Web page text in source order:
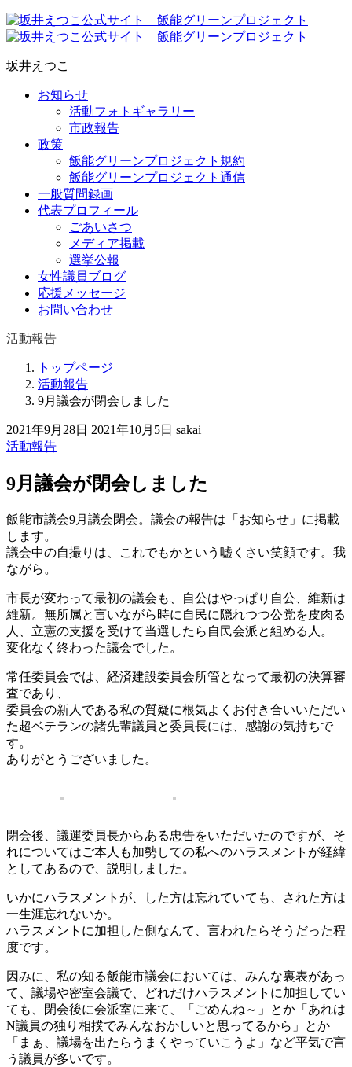
坂井えつこ
お知らせ
活動フォトギャラリー
市政報告
政策
飯能グリーンプロジェクト規約
飯能グリーンプロジェクト通信
一般質問録画
代表プロフィール
ごあいさつ
メディア掲載
選挙公報
女性議員ブログ
応援メッセージ
お問い合わせ
活動報告
トップページ
活動報告
9月議会が閉会しました
2021年9月28日 2021年10月5日 sakai
活動報告
9月議会が閉会しました
飯能市議会9月議会閉会。議会の報告は「お知らせ」に掲載
します。
議会中の自撮りは、これでもかという嘘くさい笑顔です。我
ながら。
市長が変わって最初の議会も、自公はやっぱり自公、維新は
維新。無所属と言いながら時に自民に隠れつつ公党を皮肉る
人、立憲の支援を受けて当選したら自民会派と組める人。
変化なく終わった議会でした。
常任委員会では、経済建設委員会所管となって最初の決算審
査であり、
委員会の新人である私の質疑に根気よくお付き合いいただい
た超ベテランの諸先輩議員と委員長には、感謝の気持ちで
す。
ありがとうございました。
閉会後、議運委員長からある忠告をいただいたのですが、そ
れについてはご本人も加勢しての私へのハラスメントが経緯
としてあるので、説明しました。
いかにハラスメントが、した方は忘れていても、された方は
一生涯忘れないか。
ハラスメントに加担した側なんて、言われたらそうだった程
度です。
因みに、私の知る飯能市議会においては、みんな裏表があっ
て、議場や密室会議で、どれだけハラスメントに加担してい
ても、閉会後に会派室に来て、「ごめんね～」とか「あれは
N議員の独り相撲でみんなおかしいと思ってるから」とか
「まぁ、議場を出たらうまくやっていこうよ」など平気で言
う議員が多いです。